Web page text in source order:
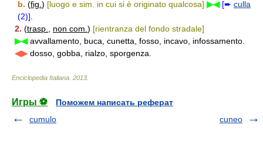
b. (fig. ) [luogo e sim. in cui si è originato qualcosa] ▶◀ [➨ culla
(2)]
2. (trasp. non com. ) [rientranza del fondo stradale]
▶◀avvallamento, buca, cunetta, fosso, incavo, infossamento.
◀▶dosso, gobba, rialzo, sporgenza.
Enciclopedia Italiana 2013
Игры ⚽
Поможем написать реферат
cumulo
cuneo